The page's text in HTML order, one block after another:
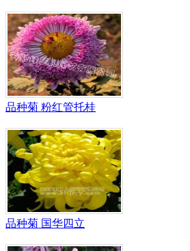
品种菊 粉红管托桂
品种菊 国华四立